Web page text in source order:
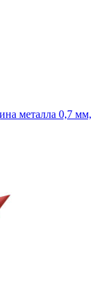
металла 0,7 мм,